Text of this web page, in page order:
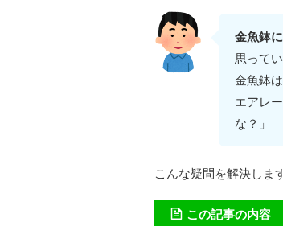
金魚鉢
思って
金魚鉢
エアレ
な？」
こんな疑問を解決しま
この記事の内容